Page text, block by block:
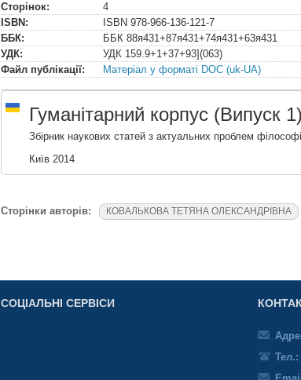
Сторінок:
4
ISBN:
ISBN 978-966-136-121-7
ББК:
ББК 88я431+87я431+74я431+63я431
УДК:
УДК 159.9+1+37+93](063)
Файл публікації:
Матеріал у форматі DOC (uk-UA)
Гуманітарний корпус (Випуск 1)
Збірник наукових статей з актуальних проблем
Київ 2014
Сторінки авторів: КОВАЛЬКОВА ТЕТЯНА ОЛЕКСАНДРІВНА
СОЦІАЛЬНІ СЕРВІСИ
Тел.: